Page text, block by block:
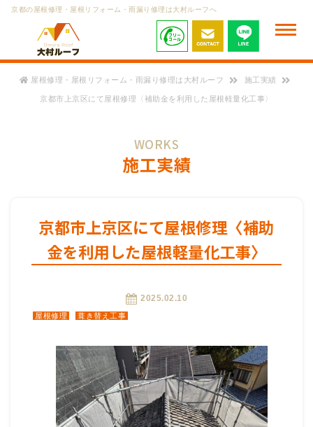
京都の屋根修理・屋根リフォーム・雨漏り修理は大村ルーフへ
屋根修理・屋根リフォーム・雨漏り修理は大村ルーフ 施工実績
京都市上京区にて屋根修理〈補助金を利用した屋根軽量化工事〉
WORKS
施工実績
京都市上京区にて屋根修理〈補助
金を利用した屋根軽量化工事〉
2025.02.10
屋根修理 葺き替え工事